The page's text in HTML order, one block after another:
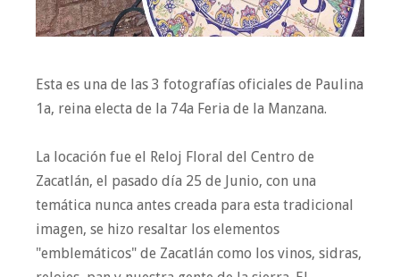
Esta es una de las 3 fotografías oficiales de Paulina
1a, reina electa de la 74a Feria de la Manzana.
La locación fue el Reloj Floral del Centro de
Zacatlán, el pasado día 25 de Junio, con una
temática nunca antes creada para esta tradicional
imagen, se hizo resaltar los elementos
"emblemáticos" de Zacatlán como los vinos, sidras,